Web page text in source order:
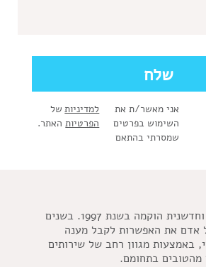
אני מאשר/ת את
השימוש בפרטים
שמסרתי בהתאם
למדיניות
הפרטיות
של
האתר.
שׂלו, היא חברה ותיקה וחדשנית הוקמה בשנת 1997. בשנים
אדם את האפשרות לקבל מענה
באמצעות מגוון רחב של שירותים
בתחומם.